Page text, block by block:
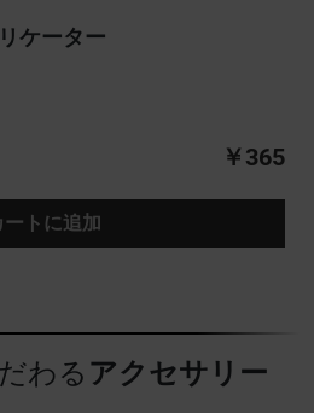
ケーター
￥365
ートに追加
わる アクセサリー